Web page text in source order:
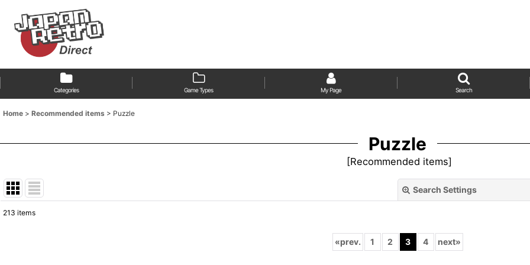
Categories Game Types My Page Search
Home > Recommended items > Puzzle
Puzzle
[Recommended items]
Search Settings
213 items
«prev. 1 2 3 4 next»